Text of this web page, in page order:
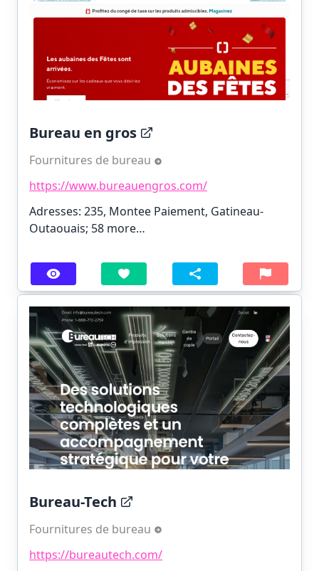
Bureau en gros
Fournitures de bureau
https://www.bureauengros.com/
Adresses: 235, Montee Paiement, Gatineau-
Outaouais; 58 more…
Bureau-Tech
Fournitures de bureau
https://bureautech.com/